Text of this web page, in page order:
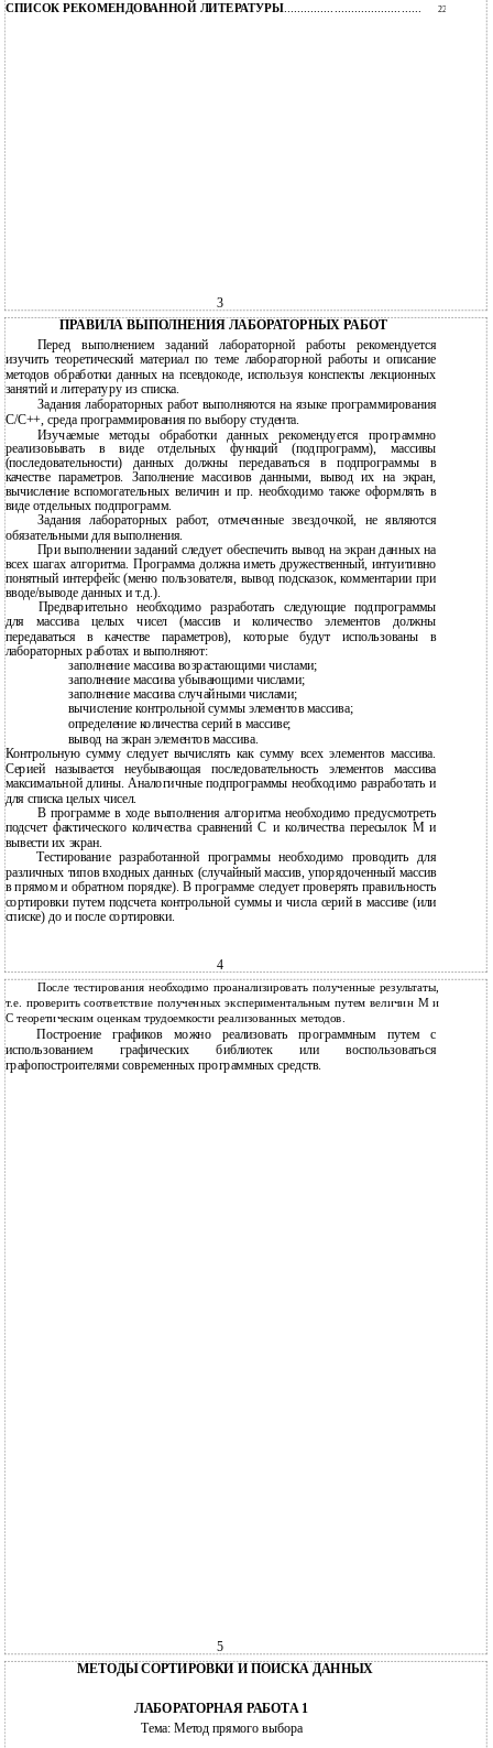
СПИСОК РЕКОМЕНДОВАННОЙ ЛИТЕРАТУРЫ......................................... 22
3
ПРАВИЛА ВЫПОЛНЕНИЯ ЛАБОРАТОРНЫХ РАБОТ
Перед выполнением заданий лабораторной работы рекомендуется
изучить теоретический материал по теме лабораторной работы и описание
методов обработки данных на псевдокоде, используя конспекты лекционных
занятий и литературу из списка.
Задания лабораторных работ выполняются на языке программирования
С/С++, среда программирования по выбору студента.
Изучаемые методы обработки данных рекомендуется программно
реализовывать в виде отдельных функций (подпрограмм), массивы
(последовательности) данных должны передаваться в подпрограммы в
качестве параметров. Заполнение массивов данными, вывод их на экран,
вычисление вспомогательных величин и пр. необходимо также оформлять в
виде отдельных подпрограмм.
Задания лабораторных работ, отмеченные звездочкой, не являются
обязательными для выполнения.
При выполнении заданий следует обеспечить вывод на экран данных на
всех шагах алгоритма. Программа должна иметь дружественный, интуитивно
понятный интерфейс (меню пользователя, вывод подсказок, комментарии при
вводе/выводе данных и т.д.).
Предварительно необходимо разработать следующие подпрограммы
для массива целых чисел (массив и количество элементов должны
передаваться в качестве параметров), которые будут использованы в
лабораторных работах и выполняют:
заполнение массива возрастающими числами;
заполнение массива убывающими числами;
заполнение массива случайными числами;
вычисление контрольной суммы элементов массива;
определение количества серий в массиве;
вывод на экран элементов массива.
Контрольную сумму следует вычислять как сумму всех элементов массива.
Серией называется неубывающая последовательность элементов массива
максимальной длины. Аналогичные подпрограммы необходимо разработать и
для списка целых чисел.
В программе в ходе выполнения алгоритма необходимо предусмотреть
подсчет фактического количества сравнений С и количества пересылок М и
вывести их экран.
Тестирование разработанной программы необходимо проводить для
различных типов входных данных (случайный массив, упорядоченный массив
в прямом и обратном порядке). В программе следует проверять правильность
сортировки путем подсчета контрольной суммы и числа серий в массиве (или
списке) до и после сортировки.
4
После тестирования необходимо проанализировать полученные результаты,
т.е. проверить соответствие полученных экспериментальным путем величин М и
С теоретическим оценкам трудоемкости реализованных методов.
Построение графиков можно реализовать программным путем с
использованием графических библиотек или воспользоваться
графопостроителями современных программных средств.
5
МЕТОДЫ СОРТИРОВКИ И ПОИСКА ДАННЫХ
ЛАБОРАТОРНАЯ РАБОТА 1
Тема: Метод прямого выбора